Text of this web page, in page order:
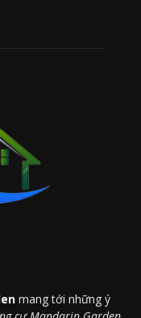
mang tới những ý